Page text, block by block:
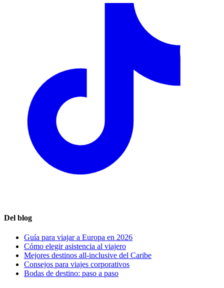
Del blog
Guía para viajar a Europa en 2026
Cómo elegir asistencia al viajero
Mejores destinos all-inclusive del Caribe
Consejos para viajes corporativos
Bodas de destino: paso a paso